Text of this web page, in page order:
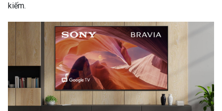
kiếm.